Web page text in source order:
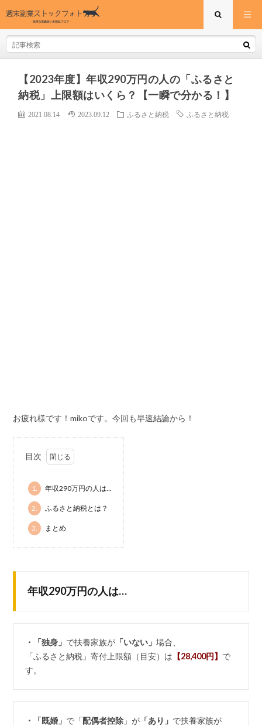
【2023年度】年収290万円の人の「ふるさと
納税」上限額はいくら？【一瞬で分かる！】
2021.08.14 2023.09.12 ふるさと納税 ふるさと納税
お疲れ様です！mikoです。今回も早速結論から！
目次
1. 年収290万円の人は…
2. ふるさと納税とは？
3. まとめ
年収290万円の人は…
・「独身」 で扶養家族が 「いない」場合、
「ふるさと納税」寄付上限額（目安）は 【28,400円】 で
す。
・「既婚」 で「配偶者控除 」が 「あり」 で扶養家族が